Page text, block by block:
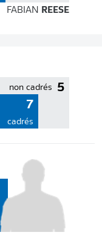
FABIAN REESE
5
non cadrés
7
cadrés